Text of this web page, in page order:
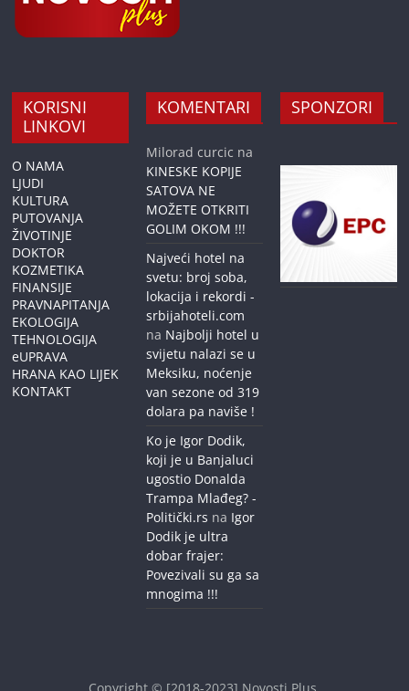
KORISNI
LINKOVI
O NAMA
LJUDI
KULTURA
PUTOVANJA
ŽIVOTINJE
DOKTOR
KOZMETIKA
FINANSIJE
PRAVNAPITANJA
EKOLOGIJA
TEHNOLOGIJA
eUPRAVA
HRANA KAO LIJEK
KONTAKT
KOMENTARI
Milorad curcic na
KINESKE KOPIJE
SATOVA NE
MOŽETE OTKRITI
GOLIM OKOM !!!
Najveći hotel na
svetu: broj soba,
lokacija i rekordi -
srbijahoteli.com
na Najbolji hotel u
svijetu nalazi se u
Meksiku, noćenje
van sezone od 319
dolara pa naviše !
Ko je Igor Dodik,
koji je u Banjaluci
ugostio Donalda
Trampa Mlađeg? -
Politički.rs na Igor
Dodik je ultra
dobar frajer:
Povezivali su ga sa
mnogima !!!
SPONZORI